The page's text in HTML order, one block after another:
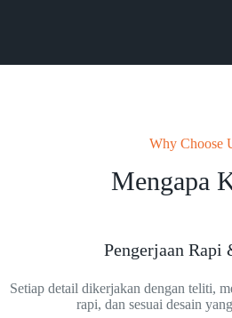
Why Choose
Mengapa
Pengerjaan Rapi
Setiap detail dikerjakan dengan teliti,
rapi, dan sesuai desain